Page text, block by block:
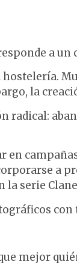
a
la
radical:
en
a
serie
con
mejor